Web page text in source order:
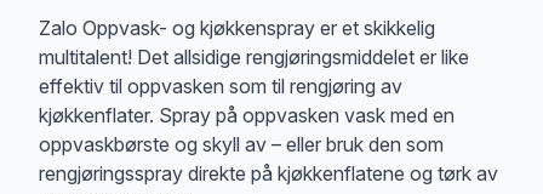
Produktbeskrivelse
Zalo Oppvask- og kjøkkenspray er et skikkelig
multitalent! Det allsidige rengjøringsmiddelet er like
effektiv til oppvasken som til rengjøring av
kjøkkenflater. Spray på oppvasken vask med en
oppvaskbørste og skyll av – eller bruk den som
rengjøringsspray direkte på kjøkkenflatene og tørk av